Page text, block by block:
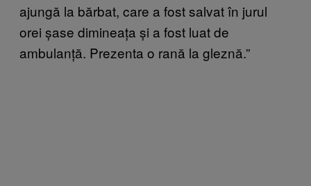
ajungă la bărbat, care a fost salvat în jurul
orei șase dimineața și a fost luat de
ambulanță. Prezenta o rană la gleznă.”